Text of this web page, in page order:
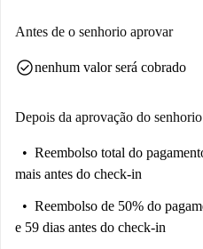
Antes de o senhorio aprovar
check_circlenenhum valor será cobrado
Depois da aprovação do
Reembolso total do
mais antes do check-in
Reembolso de 50% do
e 59 dias antes do check-in